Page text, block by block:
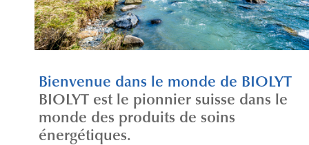
Bienvenue dans le monde de BIOLYT
BIOLYT est le pionnier suisse dans le
monde des produits de soins
énergétiques.